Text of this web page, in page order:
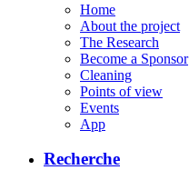
Home
About the project
The Research
Become a Sponsor
Cleaning
Points of view
Events
App
Recherche